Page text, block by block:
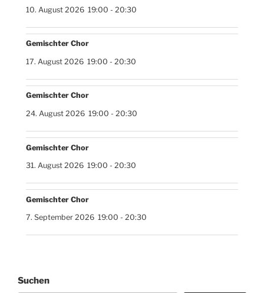
10. August 2026 19:00 - 20:30
Gemischter Chor
17. August 2026 19:00 - 20:30
Gemischter Chor
24. August 2026 19:00 - 20:30
Gemischter Chor
31. August 2026 19:00 - 20:30
Gemischter Chor
7. September 2026 19:00 - 20:30
Suchen